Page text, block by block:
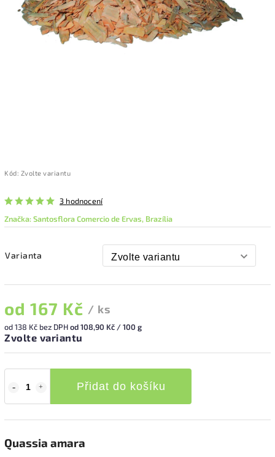
Kód: Zvolte variantu
3 hodnocení
Značka:Santosflora Comercio de Ervas, Brazília
Varianta
od 167 Kč / ks
od138 Kč bez DPHod 108,90 Kč / 100 g
Zvolte variantu
Přidat do košíku
Quassia amara